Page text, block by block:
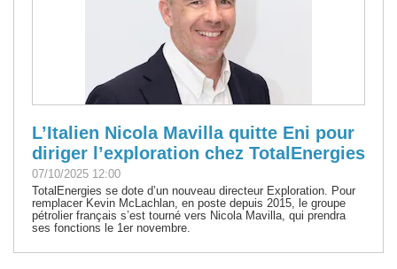
L’Italien Nicola Mavilla quitte Eni pour
diriger l’exploration chez TotalEnergies
07/10/2025 12:00
TotalEnergies se dote d’un nouveau directeur Exploration. Pour
remplacer Kevin McLachlan, en poste depuis 2015, le groupe
pétrolier français s’est tourné vers Nicola Mavilla, qui prendra
ses fonctions le 1er novembre.